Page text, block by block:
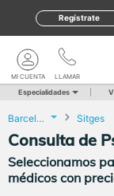
Regístrate
LLAMAR
MI CUENTA
Especialidades
Barcelona Sitges
Consulta de
Seleccionamos
médicos con